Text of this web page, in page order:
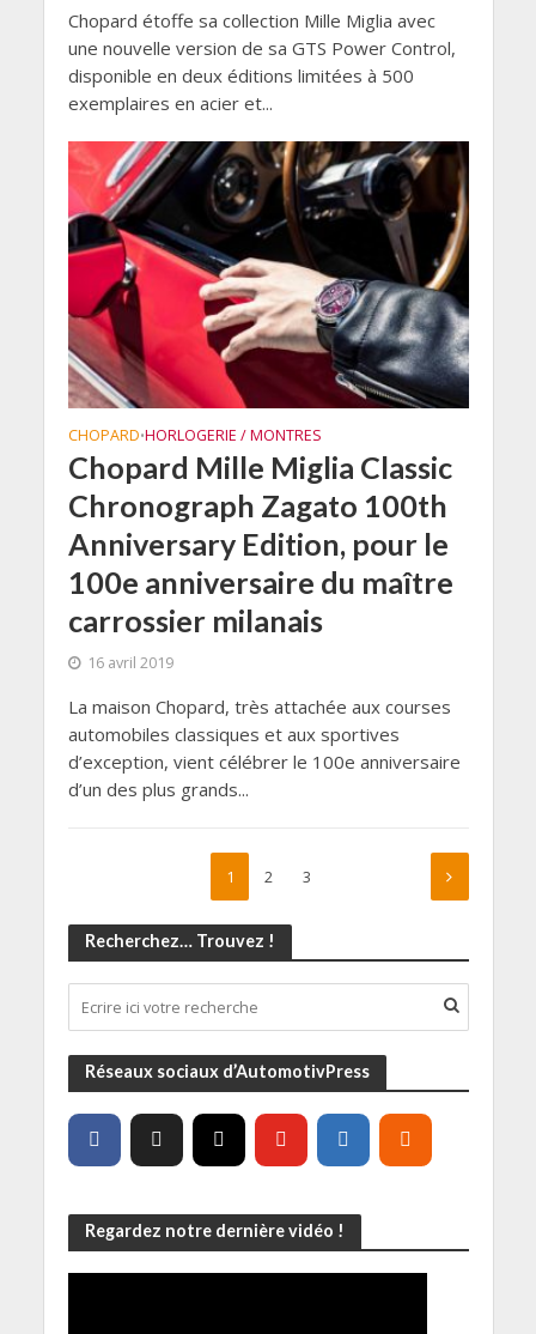
Chopard étoffe sa collection Mille Miglia avec
une nouvelle version de sa GTS Power Control,
disponible en deux éditions limitées à 500
exemplaires en acier et...
CHOPARD•HORLOGERIE / MONTRES
Chopard Mille Miglia Classic
Chronograph Zagato 100th
Anniversary Edition, pour le
100e anniversaire du maître
carrossier milanais
16 avril 2019
La maison Chopard, très attachée aux courses
automobiles classiques et aux sportives
d’exception, vient célébrer le 100e anniversaire
d’un des plus grands...
1 2 3
Recherchez… Trouvez !
Réseaux sociaux d’AutomotivPress
Regardez notre dernière vidéo !